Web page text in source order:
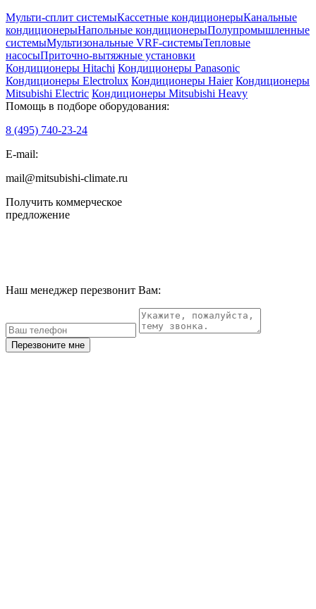
Мульти-сплит системыКассетные кондиционерыКанальные
кондиционерыНапольные кондиционерыПолупромышленные
системыМультизональные VRF-системыТепловые
насосыПриточно-вытяжные установки
Кондиционеры Hitachi Кондиционеры Panasonic
Кондиционеры Electrolux Кондиционеры Haier Кондиционеры
Mitsubishi Electric Кондиционеры Mitsubishi Heavy
Помощь в подборе оборудования:
8 (495) 740-23-24
E-mail:
mail@mitsubishi-climate.ru
Получить коммерческое
предложение
Наш менеджер перезвонит Вам:
Перезвоните мне